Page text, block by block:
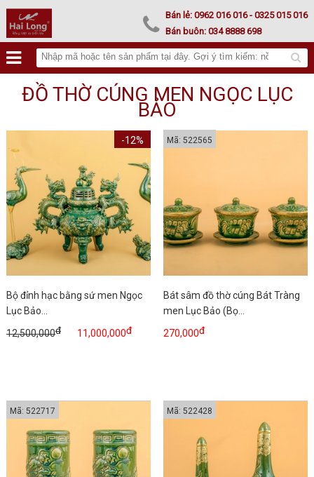
Lư hoá vàng Bán lẻ:0962 016 016 - 0325 015 016
Bán buôn:034 8888 698
ĐỒ THỜ CÚNG MEN NGỌC LỤC
BẢO
Bộ đỉnh hạc bằng sứ men Ngọc
Lục Bảo...
12,500,000đ 11,000,000đ
-12%
Bát sâm đồ thờ cúng Bát Tràng
men Lục Bảo (Bọ...
270,000đ
Mã: 522565
Mã: 522717 Mã: 522428